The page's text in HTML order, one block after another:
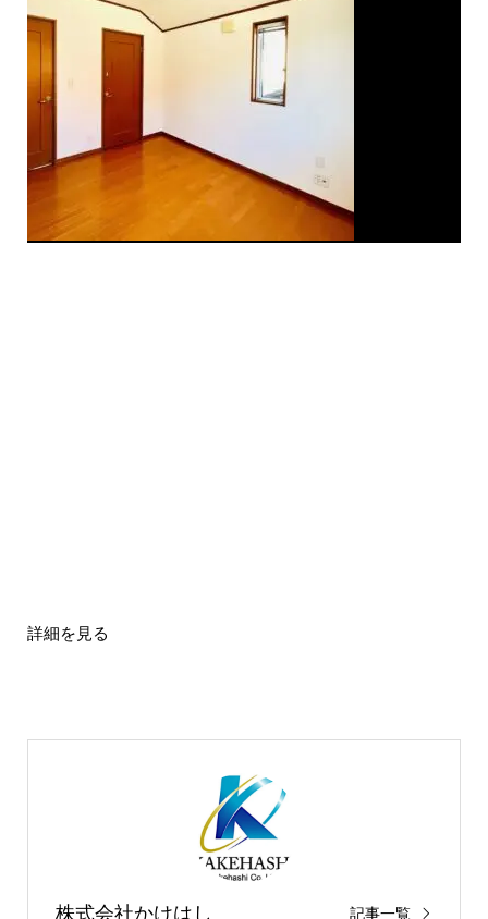
詳細を見る
株式会社かけはし 記事一覧